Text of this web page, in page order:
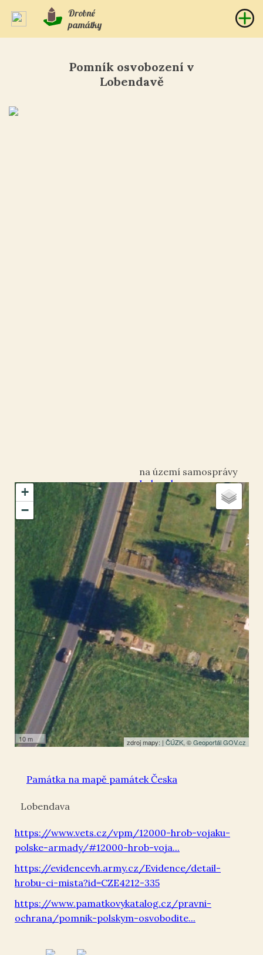
Drobné
památky
Pomník osvobození v
Lobendavě
+
−
10 m zdroj mapy: | ČÚZK, ©Geoportál GOV.cz
Lobendava
okres Děčín
Lobendava
51.021549,14.316813
Pomník
Památka na mapě památek Česka
Lobendava
https://www.vets.cz/vpm/12000-hrob-vojaku-
polske-armady/#12000-hrob-voja...
https://evidencevh.army.cz/Evidence/detail-
hrobu-ci-mista?id=CZE4212-335
https://www.pamatkovykatalog.cz/pravni-
ochrana/pomnik-polskym-osvobodite...